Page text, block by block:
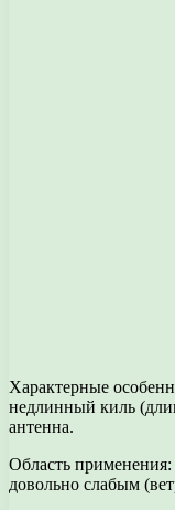
Характерные
недлинный киль
антенна.
Область
довольно слабым